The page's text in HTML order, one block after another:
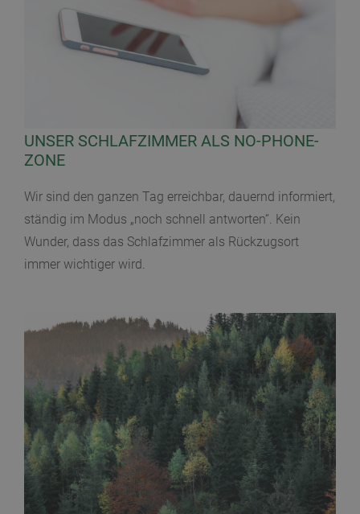
UNSER SCHLAFZIMMER ALS NO-PHONE-
ZONE
Wir sind den ganzen Tag erreichbar, dauernd informiert,
ständig im Modus „noch schnell antworten“. Kein
Wunder, dass das Schlafzimmer als Rückzugsort
immer wichtiger wird.